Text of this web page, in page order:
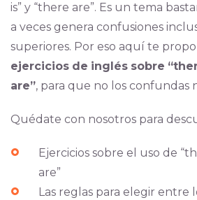
is” y “there are”. Es un tema
a veces genera confusiones
superiores. Por eso aquí te
ejercicios de inglés sobre
are”, para que no los confundas
Quédate con nosotros para
Ejercicios sobre el uso de
are”
Las reglas para elegir entre